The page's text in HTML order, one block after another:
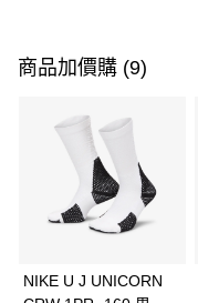
信用卡一次付款
3 期 0 利率 每期
合作金庫商業銀行
華南商業銀行
上海商業儲蓄銀行
Apple Pay
商品加價購 (9)
NIKE U J UNICORN